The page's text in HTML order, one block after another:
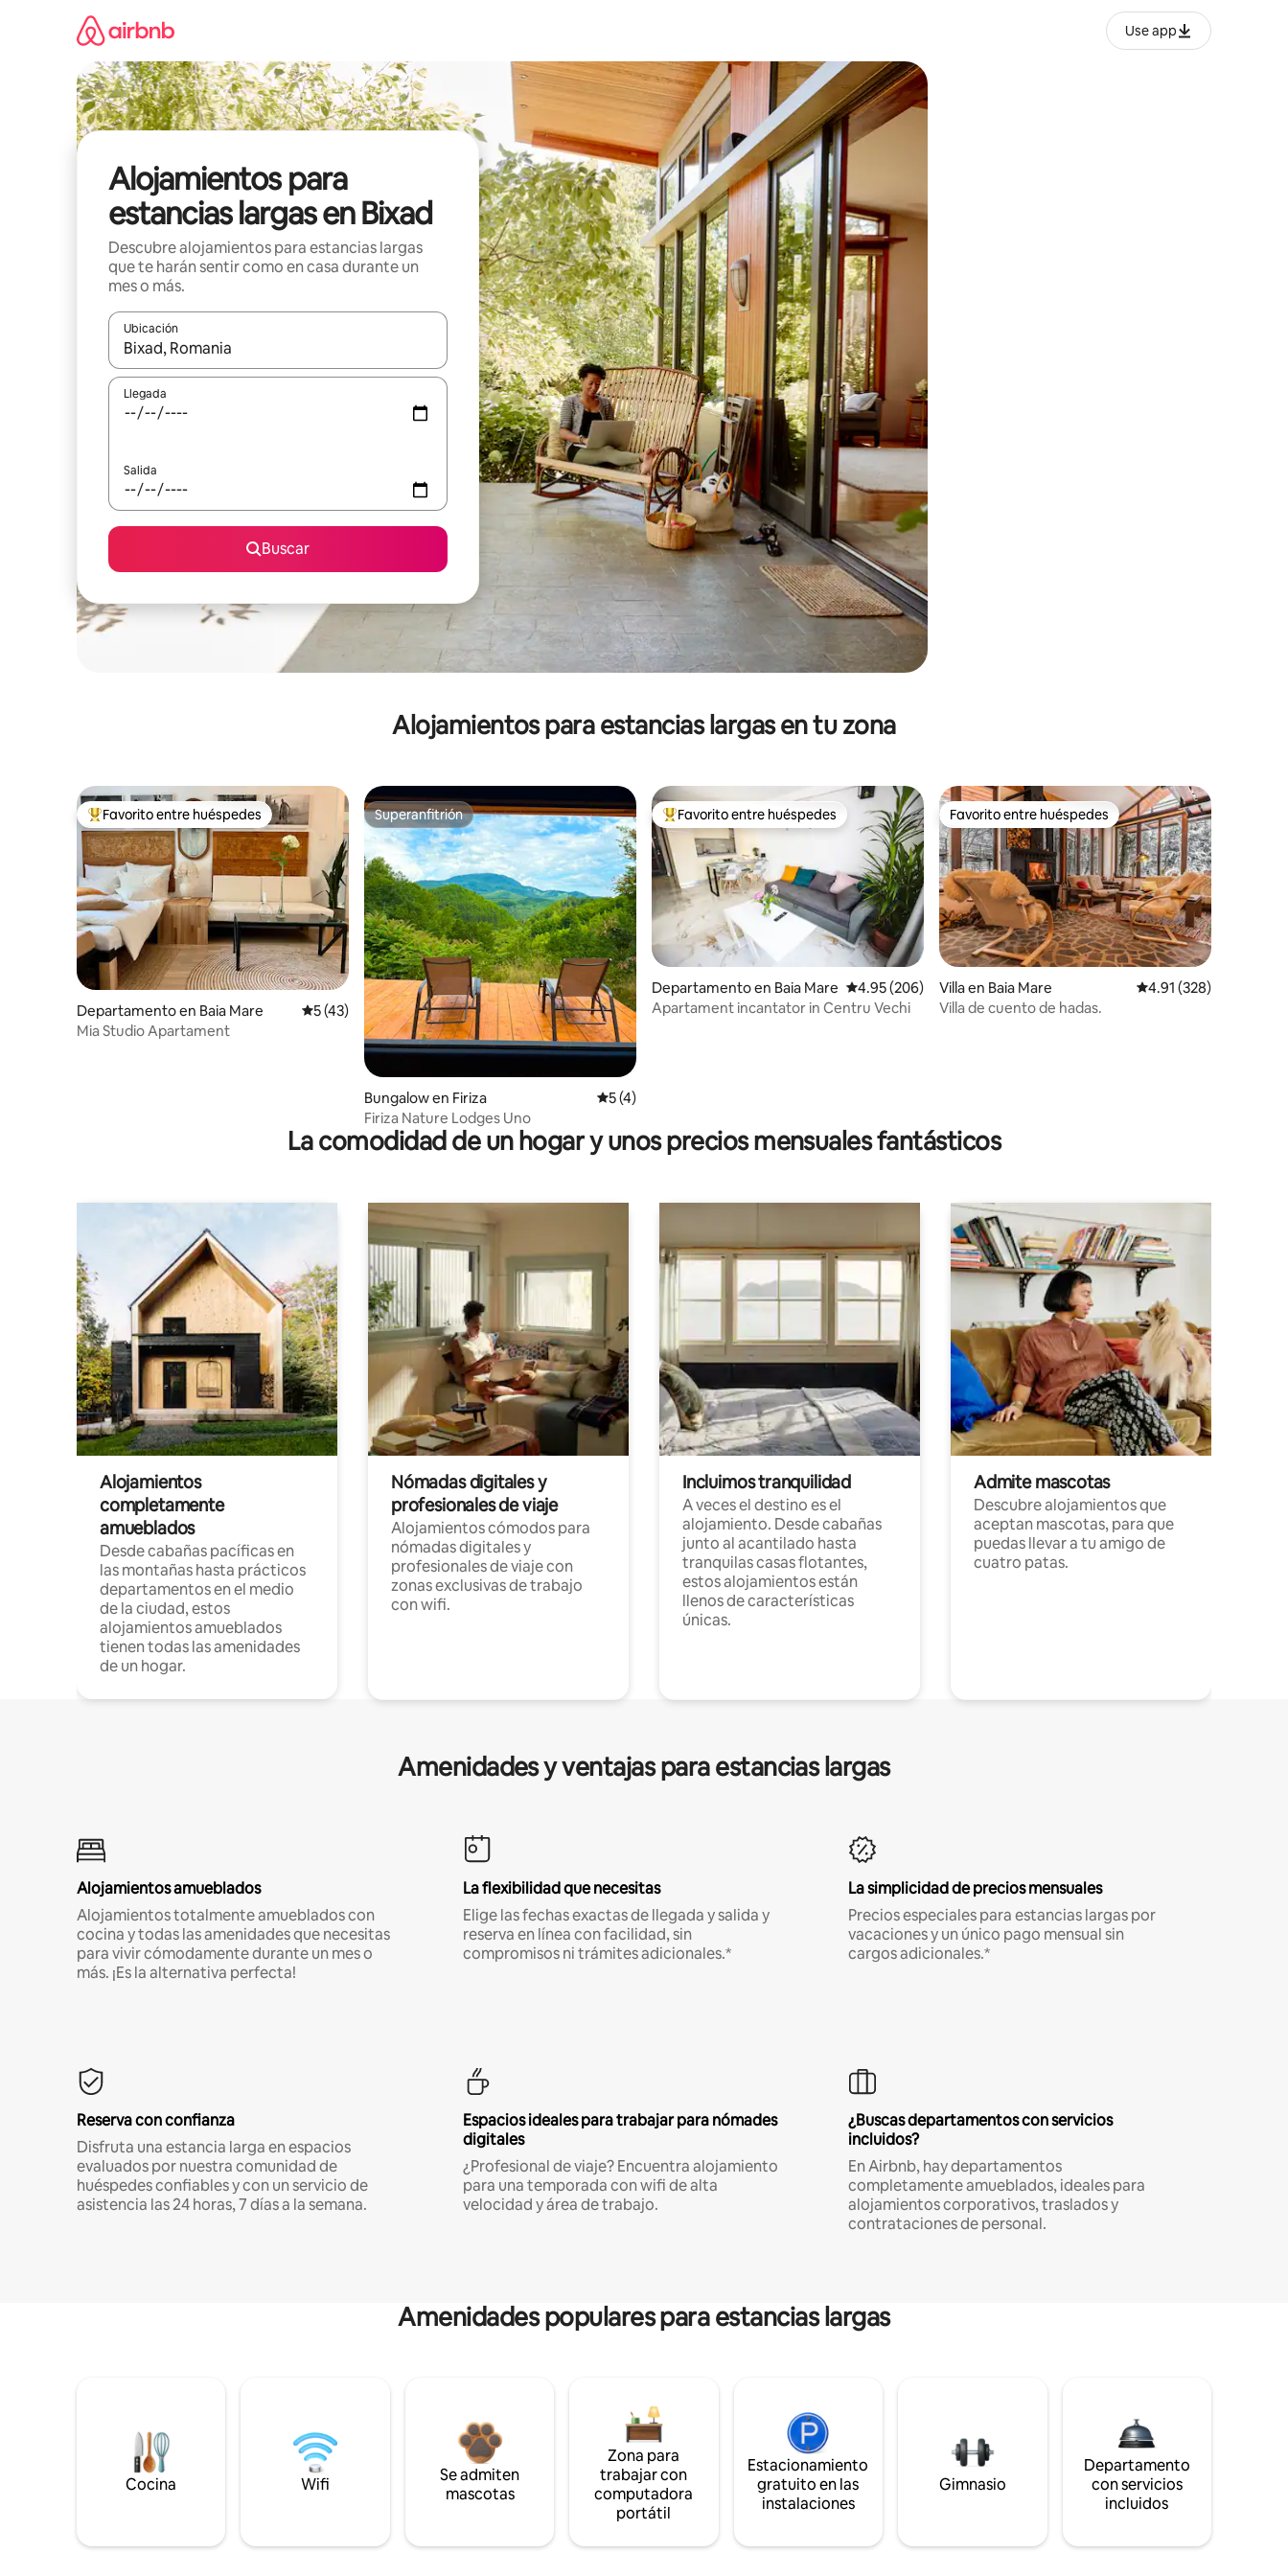
Use app
Alojamientos para
estancias largas en Bixad
Descubre alojamientos para estancias largas
que te harán sentir como en casa durante un
mes o más.
Ubicación
Cuando los resultados estén disponibles, podrás navegar usando las teclas de las flechas hacia arriba y hacia abajo, o bien tocando y deslizando la pantalla.
Llegada
Salida
Buscar
Alojamientos para estancias largas en tu zona
De los mejores en Favorito entre huéspedes
Favorito entre huéspedes
Departamento en Baia Mare Calificación promedio: 5 de 5; 43 evaluaciones
5 (43)
Mia Studio Apartament
Superanfitrión
Superanfitrión
Bungalow en Firiza Calificación promedio: 5 de 5; 4 evaluaciones
5 (4)
Firiza Nature Lodges Uno
De los mejores en Favorito entre huéspedes
Favorito entre huéspedes
Departamento en Baia Mare Calificación promedio: 4.95 de 5; 206 evaluaciones
4.95 (206)
Apartament incantator in Centru Vechi
Favorito entre huéspedes
Favorito entre huéspedes
Villa en Baia Mare Calificación promedio:
4.91 (328)
Villa de cuento de hadas.
La comodidad de un hogar y unos precios mensuales fantásticos
Alojamientos
completamente
amueblados
Desde cabañas pacíficas en
las montañas hasta prácticos
departamentos en el medio
de la ciudad, estos
alojamientos amueblados
tienen todas las amenidades
de un hogar.
Nómadas digitales y
profesionales de viaje
Alojamientos cómodos para
nómadas digitales y
profesionales de viaje con
zonas exclusivas de trabajo
con wifi.
Incluimos tranquilidad
A veces el destino es el
alojamiento. Desde cabañas
junto al acantilado hasta
tranquilas casas flotantes,
estos alojamientos están
llenos de características
únicas.
Admite mascotas
Descubre alojamientos que
aceptan mascotas, para que
puedas llevar a tu amigo de
cuatro patas.
Amenidades y ventajas para estancias largas
Alojamientos amueblados
Alojamientos totalmente amueblados con
cocina y todas las amenidades que necesitas
para vivir cómodamente durante un mes o
más. ¡Es la alternativa perfecta!
La flexibilidad que necesitas
Elige las fechas exactas de llegada y salida y
reserva en línea con facilidad, sin
compromisos ni trámites adicionales.*
La simplicidad de precios mensuales
Precios especiales para estancias largas por
vacaciones y un único pago mensual sin
cargos adicionales.*
Reserva con confianza
Disfruta una estancia larga en espacios
evaluados por nuestra comunidad de
huéspedes confiables y con un servicio de
asistencia las 24 horas, 7 días a la semana.
Espacios ideales para trabajar para nómades
digitales
¿Profesional de viaje? Encuentra alojamiento
para una temporada con wifi de alta
velocidad y área de trabajo.
¿Buscas departamentos con servicios
incluidos?
En Airbnb, hay departamentos
completamente amueblados, ideales para
alojamientos corporativos, traslados y
contrataciones de personal.
Amenidades populares para estancias largas
Cocina Wifi
Se admiten
mascotas
Zona para
trabajar con
computadora
portátil
Estacionamiento
gratuito en las
instalaciones
Gimnasio
Departamento
con servicios
incluidos